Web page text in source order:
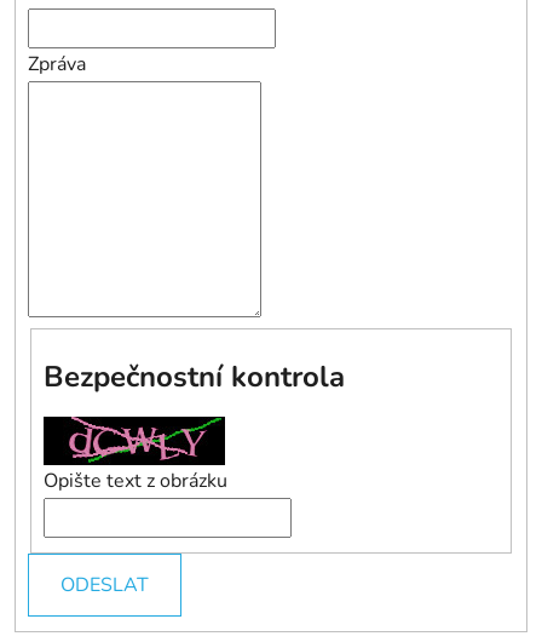
Zpráva
Bezpečnostní kontrola
Opište text z obrázku
ODESLAT